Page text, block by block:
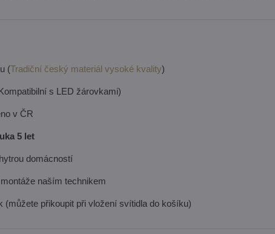
(Tradiční český materiál vysoké kvality)
s LED žárovkami)
v ČR
5 let
domácností
naším technikem
(můžete přikoupit při vložení svítidla do košíku)